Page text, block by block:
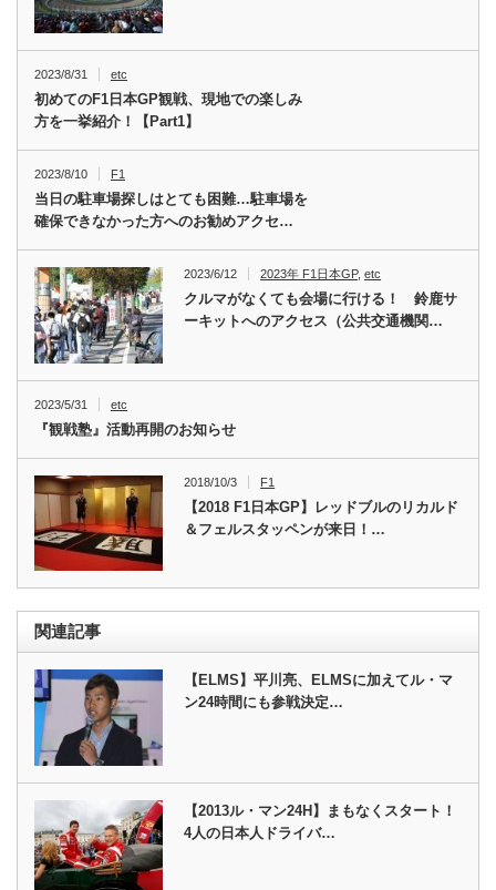
2023/8/31 etc
初めてのF1日本GP観戦、現地での楽しみ
方を一挙紹介！【Part1】
2023/8/10 F1
当日の駐車場探しはとても困難…駐車場を
確保できなかった方へのお勧めアクセ…
2023/6/12 2023年 F1日本GP,etc
クルマがなくても会場に行ける！ 鈴鹿サ
ーキットへのアクセス（公共交通機関…
2023/5/31 etc
『観戦塾』活動再開のお知らせ
2018/10/3 F1
【2018 F1日本GP】レッドブルのリカルド
＆フェルスタッペンが来日！…
関連記事
【ELMS】平川亮、ELMSに加えてル・マ
ン24時間にも参戦決定…
【2013ル・マン24H】まもなくスタート！
4人の日本人ドライバ…